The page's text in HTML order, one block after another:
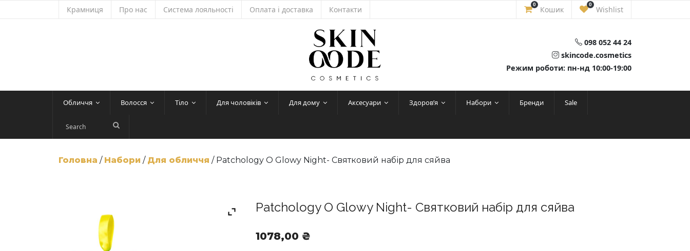
Крамниця Про нас Система лояльності Оплата і доставка Контакти
0
Кошик
0
Wishlist
098 052 44 24
skincode.cosmetics
Режим роботи: пн-нд 10:00-19:00
Обличчя Волосся Тіло Для чоловіків Для дому Аксесуари Здоров’я Набори Бренди Sale
Головна / Набори / Для обличчя / Patchology O Glowy Night- Святковий набір для сяйва
Patchology O Glowy Night- Святковий набір для сяйва
1078,00 ₴